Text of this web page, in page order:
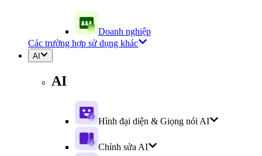
Doanh nghiệp
Các trường hợp sử dụng khác
AI
AI
Hình đại diện & Giọng nói AI
Chỉnh sửa AI